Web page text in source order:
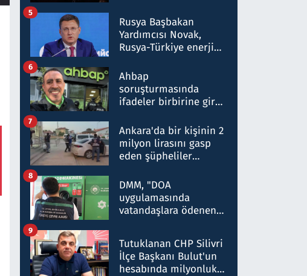
Rusya Başbakan
Yardımcısı Novak,
Rusya-Türkiye enerji
nitelikte olduğunu
belirtti
5
Ahbap
soruşturmasında
ifadeler birbirine girdi:
ifadelerinden ortaya
çıkan tablo şok etti
6
Ankara'da bir kişinin 2
milyon lirasını gasp
eden şüpheliler
7
DMM, "DOA
uygulamasında
vatandaşlara ödenen
düşürüldüğü" iddiasını
yalanladı
8
Tutuklanan CHP Silivri
İlçe Başkanı Bulut'un
hesabında milyonluk
9